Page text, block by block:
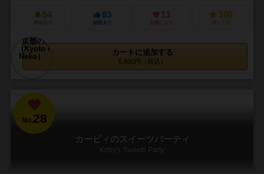
54
興味あり
83
経験あり
13
お気に入り
106
持ってる
カートに追加する
6,600円（税込）
No.28
カービィのスイーツパーティ
Kirby's Sweets Party